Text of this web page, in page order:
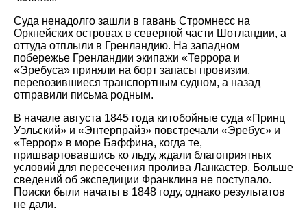
Суда ненадолго зашли в гавань Стромнесс на
Оркнейских островах в северной части Шотландии, а
оттуда отплыли в Гренландию. На западном
побережье Гренландии экипажи «Террора и
«Эребуса» приняли на борт запасы провизии,
перевозившиеся транспортным судном, а назад
отправили письма родным.
В начале августа 1845 года китобойные суда «Принц
Уэльский» и «Энтерпрайз» повстречали «Эребус» и
«Террор» в море Баффина, когда те,
пришвартовавшись ко льду, ждали благоприятных
условий для пересечения пролива Ланкастер. Больше
сведений об экспедиции Франклина не поступало.
Поиски были начаты в 1848 году, однако результатов
не дали.